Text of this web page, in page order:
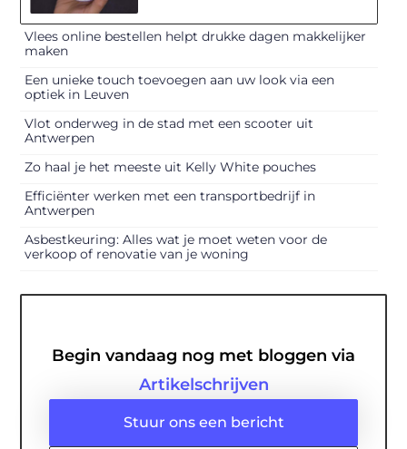
Vlees online bestellen helpt drukke dagen makkelijker
maken
Een unieke touch toevoegen aan uw look via een
optiek in Leuven
Vlot onderweg in de stad met een scooter uit
Antwerpen
Zo haal je het meeste uit Kelly White pouches
Efficiënter werken met een transportbedrijf in
Antwerpen
Asbestkeuring: Alles wat je moet weten voor de
verkoop of renovatie van je woning
Begin vandaag nog met bloggen via
Artikelschrijven
Stuur ons een bericht